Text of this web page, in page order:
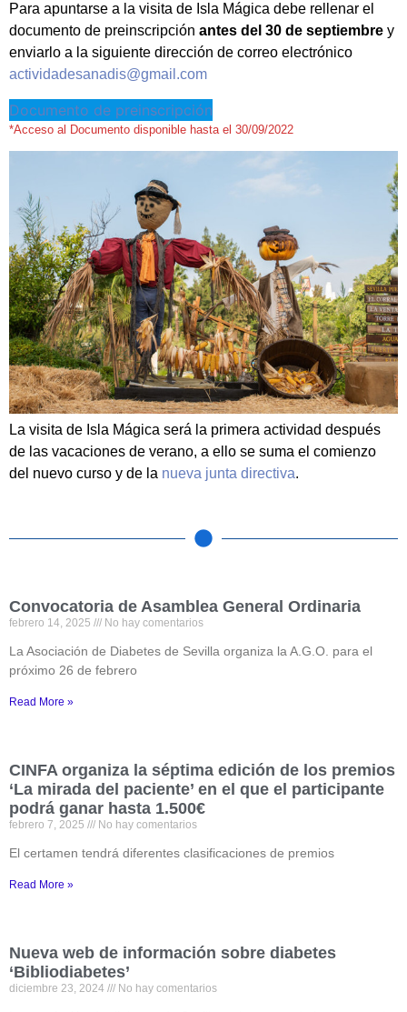
Para apuntarse a la visita de Isla Mágica debe rellenar el
documento de preinscripción antes del 30 de septiembre y
enviarlo a la siguiente dirección de correo electrónico
actividadesanadis@gmail.com
Documento de preinscripción
*Acceso al Documento disponible hasta el 30/09/2022
La visita de Isla Mágica será la primera actividad después
de las vacaciones de verano, a ello se suma el comienzo
del nuevo curso y de la nueva junta directiva.
Convocatoria de Asamblea General Ordinaria
febrero 14, 2025 No hay comentarios
La Asociación de Diabetes de Sevilla organiza la A.G.O. para el
próximo 26 de febrero
Read More »
CINFA organiza la séptima edición de los premios
‘La mirada del paciente’ en el que el participante
podrá ganar hasta 1.500€
febrero 7, 2025 No hay comentarios
El certamen tendrá diferentes clasificaciones de premios
Read More »
Nueva web de información sobre diabetes
‘Bibliodiabetes’
diciembre 23, 2024 No hay comentarios